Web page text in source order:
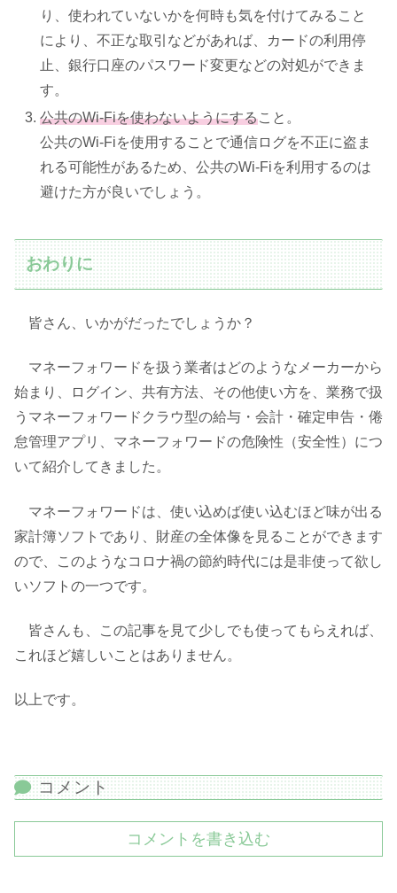
り、使われていないかを何時も気を付けてみること
により、不正な取引などがあれば、カードの利用停
止、銀行口座のパスワード変更などの対処ができま
す。
公共のWi-Fiを使わないようにすること。
公共のWi-Fiを使用することで通信ログを不正に盗ま
れる可能性があるため、公共のWi-Fiを利用するのは
避けた方が良いでしょう。
おわりに
皆さん、いかがだったでしょうか？
マネーフォワードを扱う業者はどのようなメーカーから
始まり、ログイン、共有方法、その他使い方を、業務で扱
うマネーフォワードクラウ型の給与・会計・確定申告・倦
怠管理アプリ、マネーフォワードの危険性（安全性）につ
いて紹介してきました。
マネーフォワードは、使い込めば使い込むほど味が出る
家計簿ソフトであり、財産の全体像を見ることができます
ので、このようなコロナ禍の節約時代には是非使って欲し
いソフトの一つです。
皆さんも、この記事を見て少しでも使ってもらえれば、
これほど嬉しいことはありません。
以上です。
コメント
コメントを書き込む